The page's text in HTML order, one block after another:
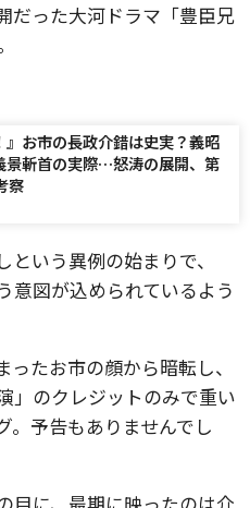
だった大河ドラマ「豊臣兄
』お市の長政介錯は史実？義昭
景斬首の実際…怒涛の展開、第
察
いう異例の始まりで、
意図が込められているよう
たお市の顔から暗転し、
」のクレジットのみで重い
。予告もありませんでし